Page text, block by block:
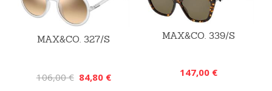
MAX&CO. 327/S
106,00 € 84,80 €
MAX&CO. 339/S
147,00 €